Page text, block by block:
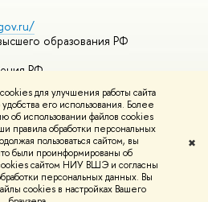
для улучшения работы сайта
его использования. Более
об использовании файлов cookies
правила обработки персональных
пользоваться сайтом, вы
были проинформированы об
сайтом НИУ ВШЭ и согласны
персональных данных. Вы
cookies в настройках Вашего
✖
образования РФ
РФ
курсы
и контактыУсловия
Политика конфиденциальности
разработаны вШколе дизайна НИУ